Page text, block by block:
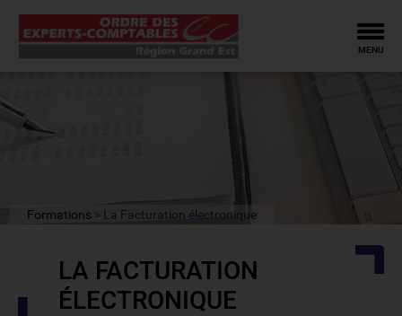
MENU
Formations La Facturation électronique
LA FACTURATION
ÉLECTRONIQUE